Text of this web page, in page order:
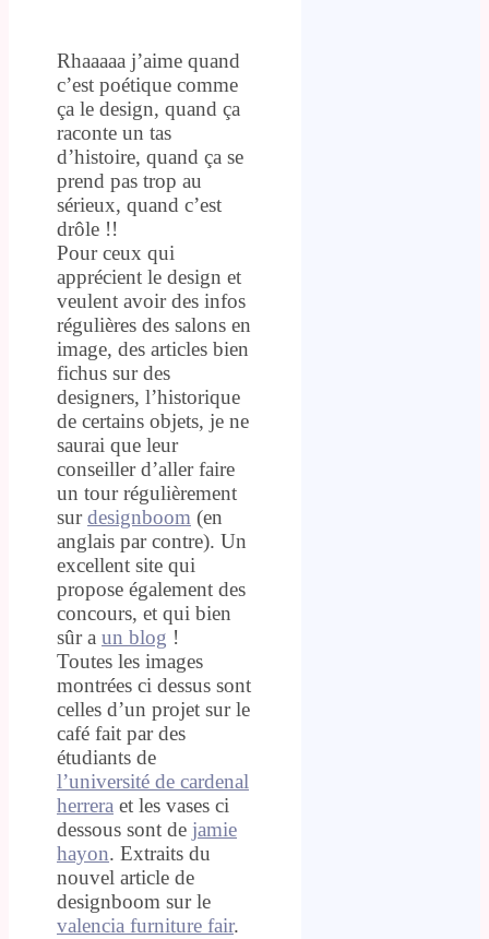
Rhaaaaa j’aime quand
c’est poétique comme
ça le design, quand ça
raconte un tas
d’histoire, quand ça se
prend pas trop au
sérieux, quand c’est
drôle !!
Pour ceux qui
apprécient le design et
veulent avoir des infos
régulières des salons en
image, des articles bien
fichus sur des
designers, l’historique
de certains objets, je ne
saurai que leur
conseiller d’aller faire
un tour régulièrement
surdesignboom (en
anglais par contre). Un
excellent site qui
propose également des
concours, et qui bien
sûr a un blog !
Toutes les images
montrées ci dessus sont
celles d’un projet sur le
café fait par des
étudiants de
l’université de cardenal
herrera et les vases ci
dessous sont de jamie
hayon. Extraits du
nouvel article de
designboom sur le
valencia furniture fair.